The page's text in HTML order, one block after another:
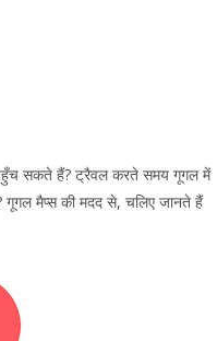
सकते हैं? ट्रैवल करते समय गूगल में
गूगल मैप्स की मदद से, चलिए जानते हैं